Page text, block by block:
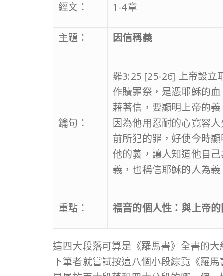
經文： 1-4章
主題： 因信稱義
鑰句：
羅3:25 [25-26] 上帝設立
作贖罪祭，是憑耶穌的血
藉著信，要顯明上帝的義
因為他用忍耐的心寬容人
前所犯的罪，好使今時顯
他的義，讓人知道他自己
義，也稱信耶穌的人為義
重點： 福音的個人性：與上帝的
這四大段落可算是《羅馬書》全書的
下筆者就嘗試按這八個小段綜覽《羅